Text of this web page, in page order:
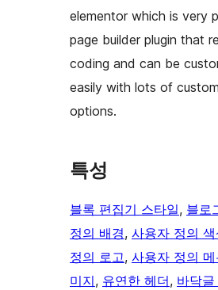
elementor which is very
page builder plugin that
coding and can be
easily with lots of
options.
특성
블록 편집기 스타일, 블로
정의 배경, 사용자 정의
정의 로고, 사용자 정의 메
미지, 유연한 헤더, 바닥글